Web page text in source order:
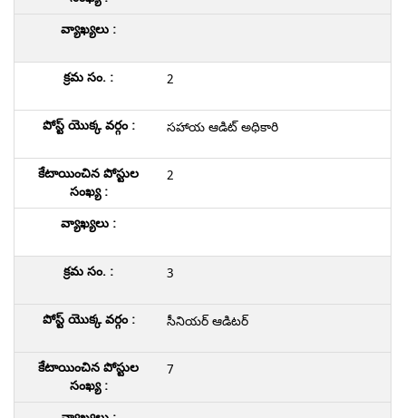
2
సహాయ ఆడిట్ అధికారి
2
3
సీనియర్ ఆడిటర్
7